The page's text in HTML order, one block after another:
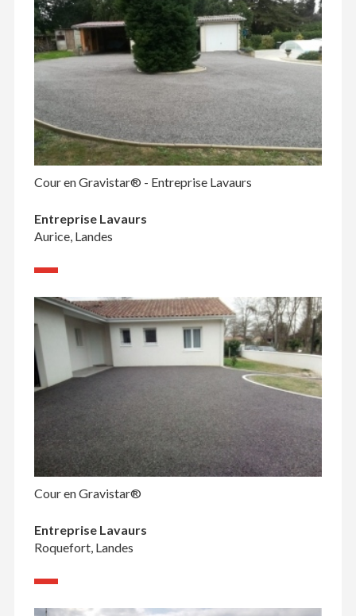
Cour en Gravistar® - Entreprise Lavaurs
Entreprise Lavaurs
Aurice, Landes
Cour en Gravistar®
Entreprise Lavaurs
Roquefort, Landes